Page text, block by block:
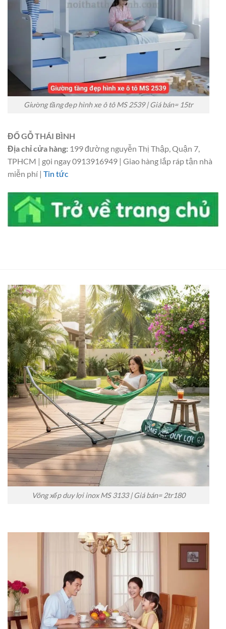
Giường tầng đẹp hình xe ô tô MS 2539 | Giá bán= 15tr
ĐỔ GỖ THÁI BÌNH
Địa chỉ cửa hàng: 199 đường nguyễn Thị Thập, Quận 7,
TPHCM | gọi ngay 0913916949 | Giao hàng lắp ráp tận nhà
miễn phí | Tin tức
Võng xếp duy lợi inox MS 3133 | Giá bán= 2tr180